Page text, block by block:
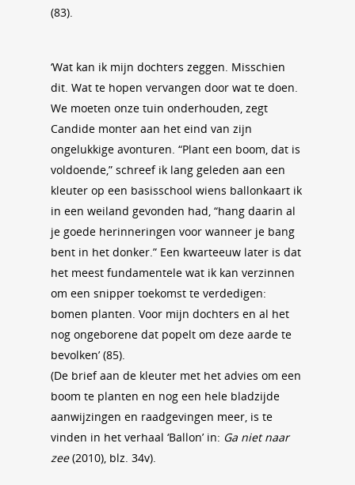
(83).
‘Wat kan ik mijn dochters zeggen. Misschien
dit. Wat te hopen vervangen door wat te doen.
We moeten onze tuin onderhouden, zegt
Candide monter aan het eind van zijn
ongelukkige avonturen. “Plant een boom, dat is
voldoende,” schreef ik lang geleden aan een
kleuter op een basisschool wiens ballonkaart ik
in een weiland gevonden had, “hang daarin al
je goede herinneringen voor wanneer je bang
bent in het donker.” Een kwarteeuw later is dat
het meest fundamentele wat ik kan verzinnen
om een snipper toekomst te verdedigen:
bomen planten. Voor mijn dochters en al het
nog ongeborene dat popelt om deze aarde te
bevolken’ (85).
(De brief aan de kleuter met het advies om een
boom te planten en nog een hele bladzijde
aanwijzingen en raadgevingen meer, is te
vinden in het verhaal ‘Ballon’ in: Ga niet naar
zee(2010), blz. 34v).